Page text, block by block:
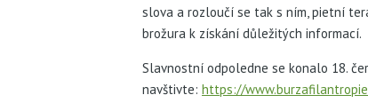
slova a rozloučí se tak s ním, pietní
brožura k získání důležitých informací.
Slavnostní odpoledne se konalo 18.
navštivte: https://